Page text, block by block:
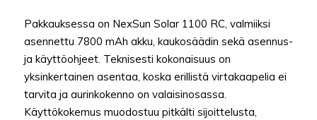
Pakkauksessa on NexSun Solar 1100 RC, valmiiksi
asennettu 7800 mAh akku, kaukosäädin sekä asennus-
ja käyttöohjeet. Teknisesti kokonaisuus on
yksinkertainen asentaa, koska erillistä virtakaapelia ei
tarvita ja aurinkokenno on valaisinosassa.
Käyttökokemus muodostuu pitkälti sijoittelusta,